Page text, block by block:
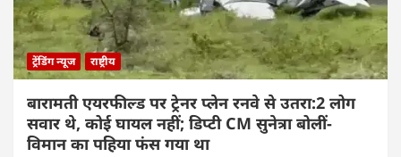
ट्रेंडिंग न्यूज राष्ट्रीय
बारामती एयरफील्ड पर ट्रेनर प्लेन रनवे से उतरा:2 लोग
सवार थे, कोई घायल नहीं; डिप्टी CM सुनेत्रा बोलीं-
विमान का पहिया फंस गया था